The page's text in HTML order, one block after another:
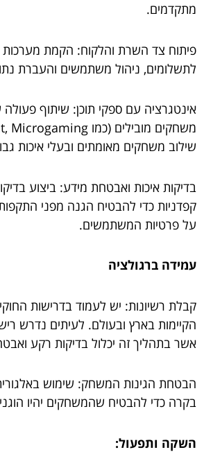
מתקדמים.
פיתוח צד השרת והלקוח: הקמת
לתשלומים, ניהול משתמשים והעברת
אינטגרציה עם ספקי תוכן: שיתוף
שילוב משחקים מאומתים ובעלי איכות
בדיקות איכות ואבטחת מידע: ביצוע
קפדניות כדי להבטיח הגנה מפני
על פרטיות המשתמשים.
עמידה ברגולציה
קבלת רשיונות: יש לעמוד בדרישות
הקיימות בארץ ובעולם. לעיתים נדרש
אשר בתהליך זה יכלול בדיקות רקע
הבטחת הגינות המשחק: שימוש
בקרה כדי להבטיח שהמשחקים יהיו
השקה ותפעול: